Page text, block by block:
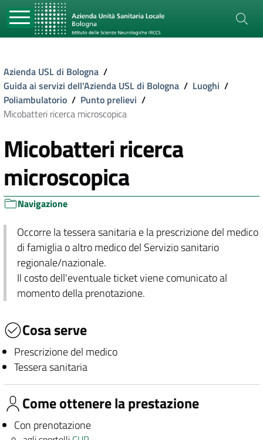
Azienda USL di Bologna /
Guida ai servizi dell'Azienda USL di Bologna / Luoghi /
Poliambulatorio / Punto prelievi /
Micobatteri ricerca microscopica
Micobatteri ricerca
microscopica
Navigazione
Occorre la tessera sanitaria e la prescrizione del medico
di famiglia o altro medico del Servizio sanitario
regionale/nazionale.
Il costo dell'eventuale ticket viene comunicato al
momento della prenotazione.
Cosa serve
Prescrizione del medico
Tessera sanitaria
Come ottenere la prestazione
Con prenotazione